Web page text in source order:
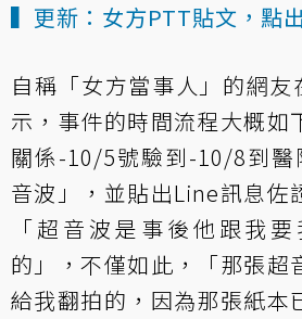
▍更新：女方PTT貼文，點
自稱「女方當事人」的網友
示，事件的時間流程大概如
關係-10/5號驗到-10/8到醫
音波」，並貼出Line訊息佐
「超音波是事後他跟我
的」，不僅如此，「那張超
給我翻拍的，因為那張紙本